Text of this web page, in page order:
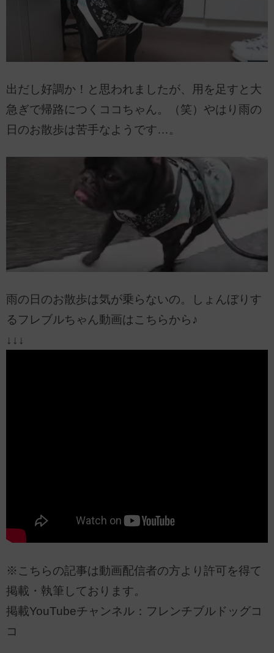
出だし好調か！と思われましたが、用を足すと大
急ぎで帰路につくココちゃん。（笑）やはり雨の
日のお散歩は苦手なようです…。
雨の日のお散歩は気が乗らないの。しょんぼりす
るフレブルちゃん動画はこちらから♪
↓↓↓
※こちらの記事は動画配信者の方より許可を得て
掲載・執筆しております。
掲載YouTubeチャンネル：フレンチブルドッグコ
コ